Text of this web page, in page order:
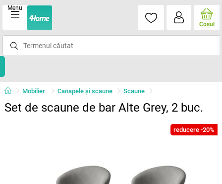
Menu
Coşul
Mobilier Canapele și scaune Scaune
Set de scaune de bar Alte Grey, 2 buc.
reducere -20%